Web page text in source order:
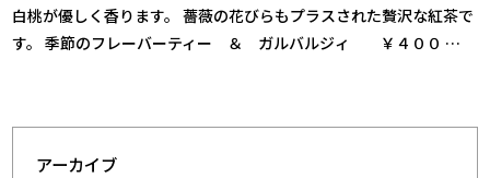
白桃が優しく香ります。 薔薇の花びらもプラスされた贅沢な紅茶で
す。 季節のフレーバーティー ＆ ガルバルジィ ￥４００ …
アーカイブ